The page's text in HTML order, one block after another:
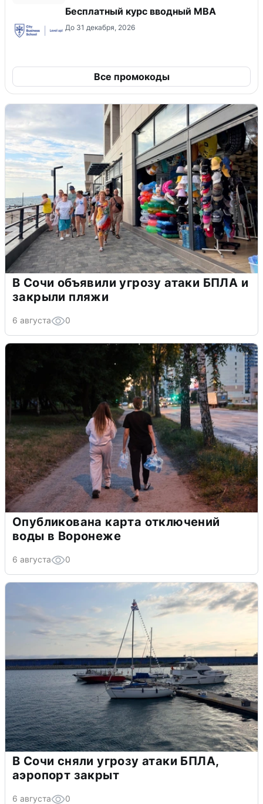
Бесплатный курс вводный МВА
До 31 декабря, 2026
Все промокоды
В Сочи объявили угрозу атаки БПЛА и
закрыли пляжи
6 августа 0
Опубликована карта отключений
воды в Воронеже
6 августа 0
В Сочи сняли угрозу атаки БПЛА,
аэропорт закрыт
6 августа 0